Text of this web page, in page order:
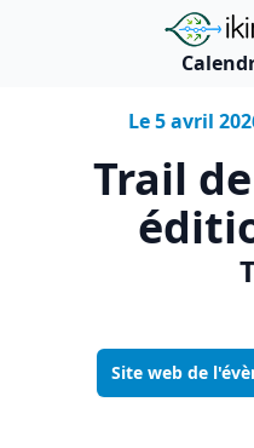
"Ikinoa
Le 5 avril
Trail
Site web de